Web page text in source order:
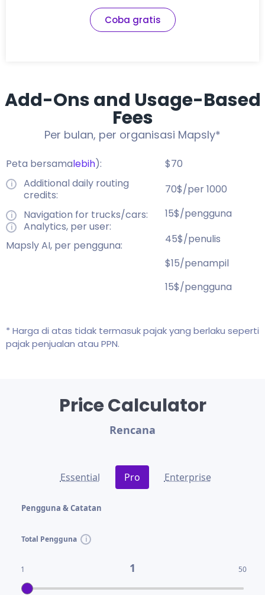
Coba gratis
Add-Ons and Usage-Based
Fees
Per bulan, per organisasi Mapsly*
Peta bersamalebih):
Additional daily routing
credits:
Navigation for trucks/cars:
Analytics, per user:
Mapsly AI, per pengguna:
$70
70$/per 1000
15$/pengguna
45$/penulis
$15/penampil
15$/pengguna
* Harga di atas tidak termasuk pajak yang berlaku seperti
pajak penjualan atau PPN.
Price Calculator
Rencana
Essential Pro Enterprise
Pengguna & Catatan
Total Pengguna
1 1 50